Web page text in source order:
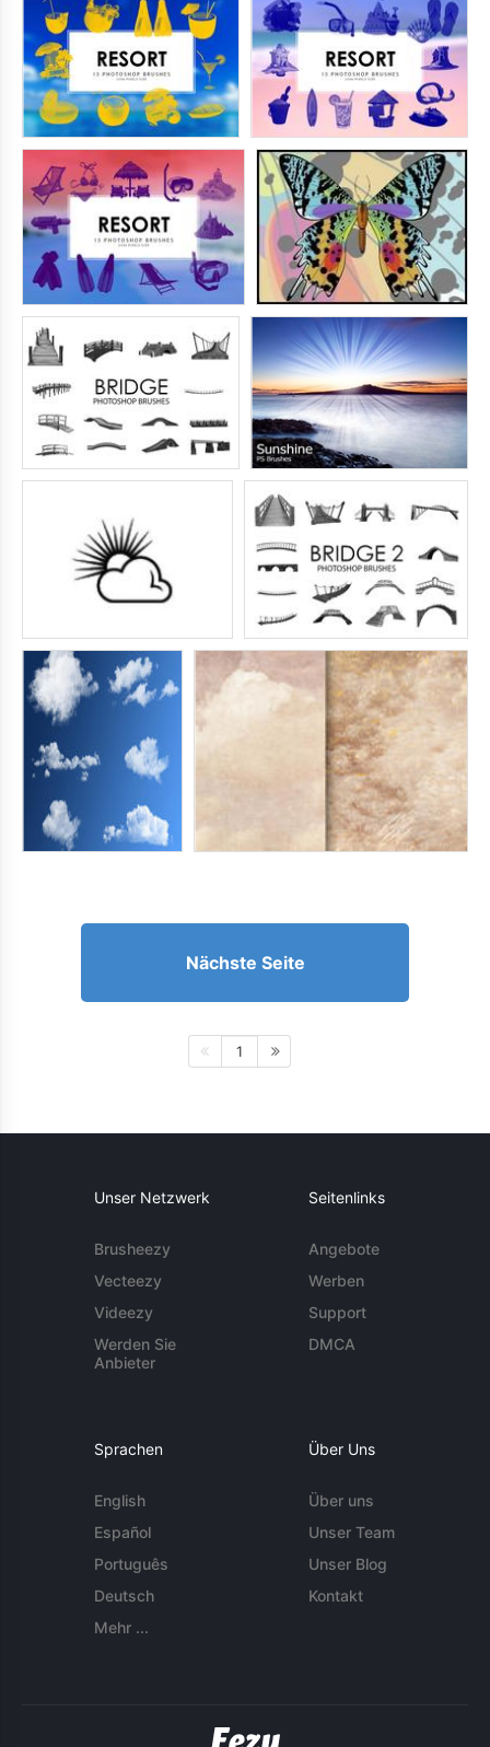
Nächste Seite
1
Unser Netzwerk
Brusheezy
Vecteezy
Videezy
Werden Sie
Anbieter
Seitenlinks
Angebote
Werben
Support
DMCA
Sprachen
English
Español
Português
Deutsch
Mehr ...
Über Uns
Über uns
Unser Team
Unser Blog
Kontakt